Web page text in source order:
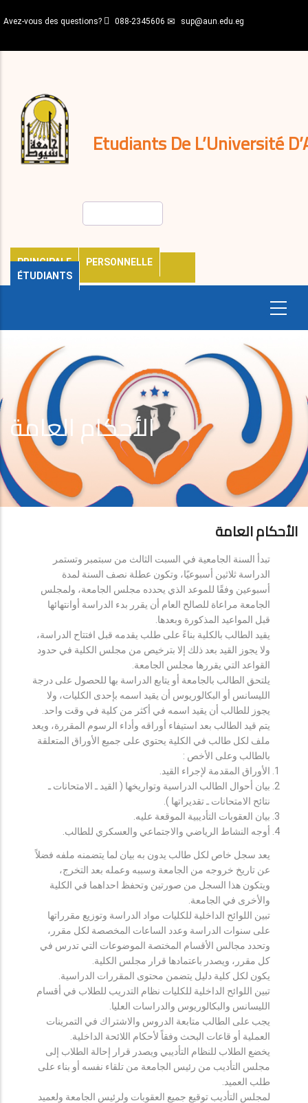
au
principal
Avez-vous des questions? 088-2345606 sup@aun.edu.eg
Etudiants De L’Université
PRINCIPALE
PERSONNELLE
ÉTUDIANTS
décisions
Expatriés
Journal
الأحكام العامة
الأحكام العامة
تبدأ السنة الجامعية في السبت الثالث من سبتمبر وتستمر
الدراسة ثلاثين أسبوعيًا، وتكون عطلة نصف السنة لمدة
أسبوعين وفقًا للموعد الذي يحدده مجلس الجامعة، ولمجلس
الجامعة مراعاة للصالح العام أن يقرر بدء الدراسة أوانتهائها
قبل المواعيد المذكورة وبعدها.
يقيد الطالب بالكلية بناءً على طلب يقدمه قبل افتتاح الدراسة،
ولا يجوز القيد بعد ذلك إلا بترخيص من مجلس الكلية في حدود
القواعد التي يقررها مجلس الجامعة.
يلتحق الطالب بالجامعة أو يتابع الدراسة بها للحصول على درجة
الليسانس أو البكالوريوس أن يقيد اسمه بإحدى الكليات، ولا
يجوز للطالب أن يقيد اسمه في أكثر من كلية في وقت واحد.
يتم قيد الطالب بعد استيفاء أوراقه وأداء الرسوم المقررة، ويعد
ملف لكل طالب في الكلية يحتوي على جميع الأوراق المتعلقة
بالطالب وعلى الأخص :
الأوراق المقدمة لإجراء القيد.
بيان أحوال الطالب الدراسية وتواريخها ( القيد ـ الامتحانات ـ
نتائح الامتحانات ـ تقديراتها ).
بيان العقوبات التأديبية الموقعة عليه.
أوجه النشاط الرياضي والاجتماعي والعسكري للطالب.
يعد سجل خاص لكل طالب يدون به بيان لما يتضمنه ملفه فضلاً
عن تاريخ خروجه من الجامعة وسببه وعمله بعد التخرج،
ويتكون هذا السجل من صورتين وتحفظ احداهما في الكلية
والأخرى في الجامعة.
تبين اللوائح الداخلية للكليات مواد الدراسة وتوزيع مقرراتها
على سنوات الدراسة وعدد الساعات المخصصة لكل مقرر،
وتحدد مجالس الأقسام المختصة الموضوعات التي تدرس في
كل مقرر، ويصدر باعتمادها قرار مجلس الكلية.
يكون لكل كلية دليل يتضمن محتوى المقررات الدراسية.
تبين اللوائح الداخلية للكليات نظام التدريب للطلاب في أقسام
الليسانس والبكالوريوس والدراسات العليا.
يجب على الطالب متابعة الدروس والاشتراك في التمرينات
العملية أو قاعات البحث وفقاً لأحكام اللائحة الداخلية.
يخضع الطلاب للنظام التأديبي ويصدر قرار إحالة الطلاب إلى
مجلس التأديب من رئيس الجامعة من تلقاء نفسه أو بناء على
طلب العميد.
لمجلس التأديب توقيع جميع العقوبات ولرئيس الجامعة ولعميد